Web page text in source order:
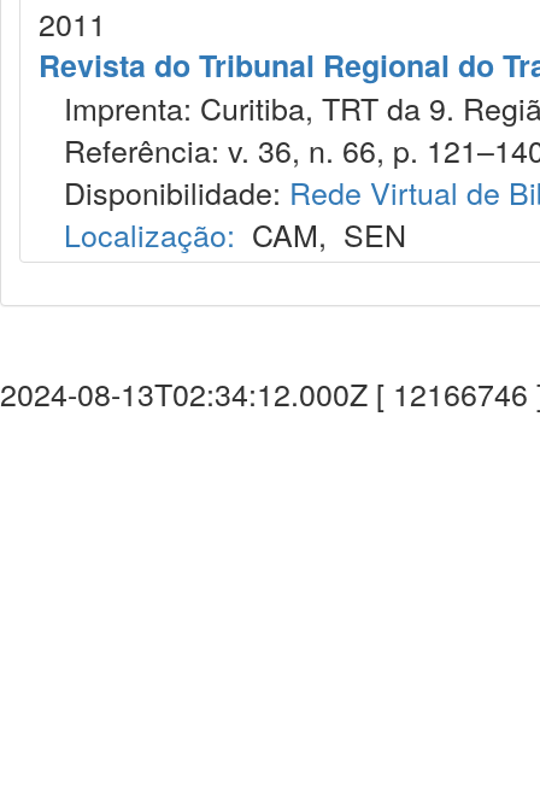
2011
Revista do Tribunal Regional do
Imprenta: Curitiba, TRT da 9.
Referência: v. 36, n. 66, p.
Disponibilidade: Rede Virtual de
Localização: CAM, SEN
2024-08-13T02:34:12.000Z [ 12166746